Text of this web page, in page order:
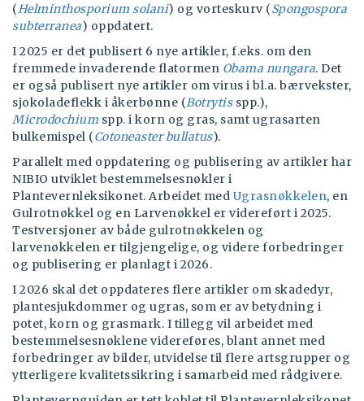
(Helminthosporium solani) og vorteskurv (Spongospora
subterranea) oppdatert.
I 2025 er det publisert 6 nye artikler, f.eks. om den
fremmede invaderende flatormen Obama nungara. Det
er også publisert nye artikler om virus i bl.a. bærvekster,
sjokoladeflekk i åkerbønne (Botrytis spp.),
Microdochium spp. i korn og gras, samt ugrasarten
bulkemispel (Cotoneaster bullatus).
Parallelt med oppdatering og publisering av artikler har
NIBIO utviklet bestemmelsesnøkler i
Plantevernleksikonet. Arbeidet med Ugrasnøkkelen, en
Gulrotnøkkel og en Larvenøkkel er videreført i 2025.
Testversjoner av både gulrotnøkkelen og
larvenøkkelen er tilgjengelige, og videre forbedringer
og publisering er planlagt i 2026.
I 2026 skal det oppdateres flere artikler om skadedyr,
plantesjukdommer og ugras, som er av betydning i
potet, korn og grasmark. I tillegg vil arbeidet med
bestemmelsesnøklene videreføres, blant annet med
forbedringer av bilder, utvidelse til flere artsgrupper og
ytterligere kvalitetssikring i samarbeid med rådgivere.